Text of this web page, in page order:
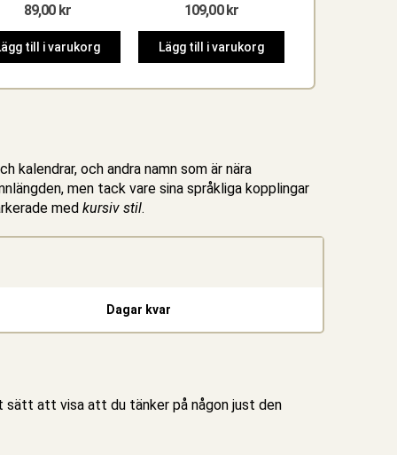
89,00 kr
till i varukorg
109,00 kr
Lägg till i varukorg
kalendrar, och andra namn som är nära
men tack vare sina språkliga kopplingar
med kursiv stil.
Dagar kvar
sätt att visa att du tänker på någon just den